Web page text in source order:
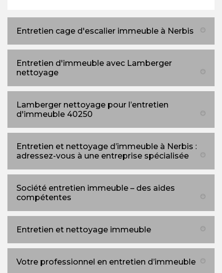
Entretien cage d'escalier immeuble à Nerbis
Entretien d'immeuble avec Lamberger
nettoyage
Lamberger nettoyage pour l’entretien
d'immeuble 40250
Entretien et nettoyage d’immeuble à Nerbis :
adressez-vous à une entreprise spécialisée
Société entretien immeuble – des aides
compétentes
Entretien et nettoyage immeuble
Votre professionnel en entretien d’immeuble